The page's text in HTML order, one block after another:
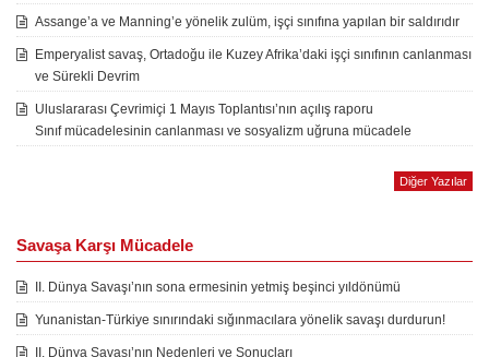
Assange’a ve Manning’e yönelik zulüm, işçi sınıfına yapılan bir saldırıdır
Emperyalist savaş, Ortadoğu ile Kuzey Afrika’daki işçi sınıfının canlanması
ve Sürekli Devrim
Uluslararası Çevrimiçi 1 Mayıs Toplantısı’nın açılış raporu
Sınıf mücadelesinin canlanması ve sosyalizm uğruna mücadele
Diğer Yazılar
Savaşa Karşı Mücadele
II. Dünya Savaşı’nın sona ermesinin yetmiş beşinci yıldönümü
Yunanistan-Türkiye sınırındaki sığınmacılara yönelik savaşı durdurun!
II. Dünya Savaşı’nın Nedenleri ve Sonuçları